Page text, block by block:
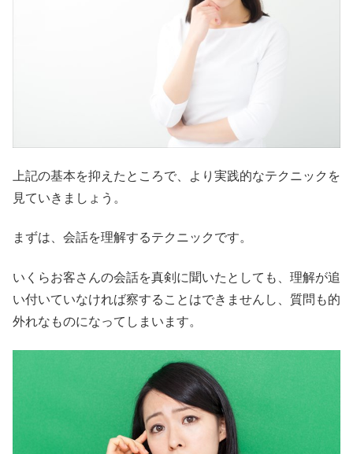
上記の基本を抑えたところで、より実践的なテクニックを
見ていきましょう。
まずは、会話を理解するテクニックです。
いくらお客さんの会話を真剣に聞いたとしても、理解が追
い付いていなければ察することはできませんし、質問も的
外れなものになってしまいます。